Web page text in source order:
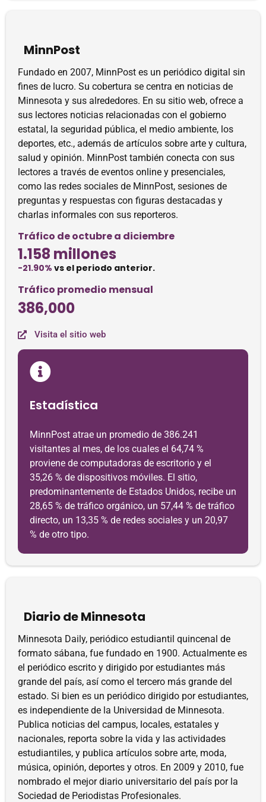
MinnPost
Fundado en 2007, MinnPost es un periódico digital sin
fines de lucro. Su cobertura se centra en noticias de
Minnesota y sus alrededores. En su sitio web, ofrece a
sus lectores noticias relacionadas con el gobierno
estatal, la seguridad pública, el medio ambiente, los
deportes, etc., además de artículos sobre arte y cultura,
salud y opinión. MinnPost también conecta con sus
lectores a través de eventos online y presenciales,
como las redes sociales de MinnPost, sesiones de
preguntas y respuestas con figuras destacadas y
charlas informales con sus reporteros.
Tráfico de octubre a diciembre
1.158 millones
-21.90% vs el periodo anterior.
Tráfico promedio mensual
386,000
Visita el sitio web
Estadística
MinnPost atrae un promedio de 386.241
visitantes al mes, de los cuales el 64,74 %
proviene de computadoras de escritorio y el
35,26 % de dispositivos móviles. El sitio,
predominantemente de Estados Unidos, recibe un
28,65 % de tráfico orgánico, un 57,44 % de tráfico
directo, un 13,35 % de redes sociales y un 20,97
% de otro tipo.
Diario de Minnesota
Minnesota Daily, periódico estudiantil quincenal de
formato sábana, fue fundado en 1900. Actualmente es
el periódico escrito y dirigido por estudiantes más
grande del país, así como el tercero más grande del
estado. Si bien es un periódico dirigido por estudiantes,
es independiente de la Universidad de Minnesota.
Publica noticias del campus, locales, estatales y
nacionales, reporta sobre la vida y las actividades
estudiantiles, y publica artículos sobre arte, moda,
música, opinión, deportes y otros. En 2009 y 2010, fue
nombrado el mejor diario universitario del país por la
Sociedad de Periodistas Profesionales.